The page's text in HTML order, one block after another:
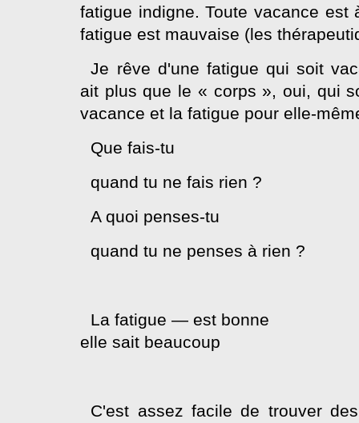
fatigue indigne. Toute vacance
fatigue est mauvaise (les
Je rêve d'une fatigue qui soit
ait plus que le « corps », oui, qui
vacance et la fatigue pour elle-
Que fais-tu
quand tu ne fais rien ?
A quoi penses-tu
quand tu ne penses à rien ?
La fatigue — est bonne
elle sait beaucoup
C'est assez facile de trouver